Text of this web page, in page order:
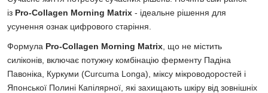
із Pro-Collagen Morning Matrix - ідеальне рішення для
усунення ознак цифрового старіння.
Формула Pro-Collagen Morning Matrix , що не містить
силіконів, включає потужну комбінацію ферменту Падіна
Павоніка, Куркуми (Curcuma Longa), міксу мікроводоростей і
Японської Полині Капілярної, які захищають шкіру від зовнішніх